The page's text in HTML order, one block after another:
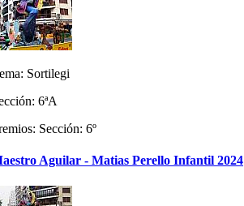
Sortilegi
6ªA
Sección: 6º
Aguilar - Matias Perello Infantil 2024